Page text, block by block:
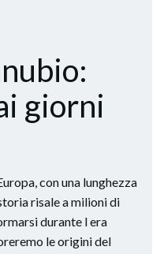
giorni
con una lunghezza
risale a milioni di
durante l era
le origini del